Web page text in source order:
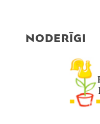
NODERĪGI